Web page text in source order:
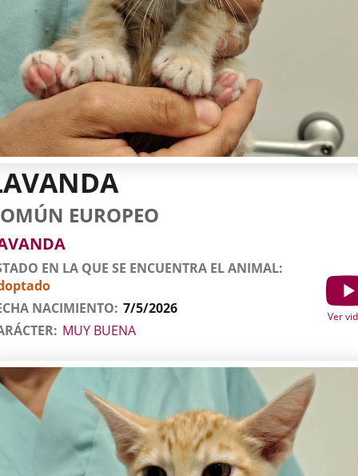
EUROPEO
EN LA QUE SE ENCUENTRA EL ANIMAL
NACIMIENTO 7/5/2026
MUY BUENA
Ver
Show